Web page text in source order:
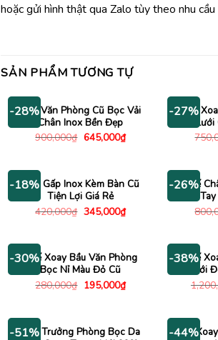
hoặc gửi hình thật qua Zalo tùy theo nhu cầu
SẢN PHẨM TƯƠNG TỰ
-28%
Ghế Văn Phòng Cũ Bọc Vải
Chân Inox Bền Đẹp
900,000₫ Giá
645,000₫Giá
hiện
645,000₫.
-27%
Ghế
-18%
Ghế Gấp Inox Kèm Bàn Cũ
Tiện Lợi Giá Rẻ
420,000₫ Giá
345,000₫Giá
hiện
345,000₫.
-26%
Ghế
-30%Ghế Xoay Bầu Văn Phòng
Bọc Nỉ Màu Đỏ Cũ
280,000₫ Giá
195,000₫Giá
hiện
195,000₫.
-38%
Ghế
Lưới
-51%
Ghế Trưởng Phòng Bọc Da
-44%
Ghế